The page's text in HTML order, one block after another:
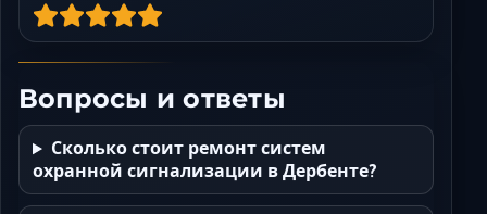
Вопросы и ответы
Сколько стоит ремонт систем
охранной сигнализации в Дербенте?